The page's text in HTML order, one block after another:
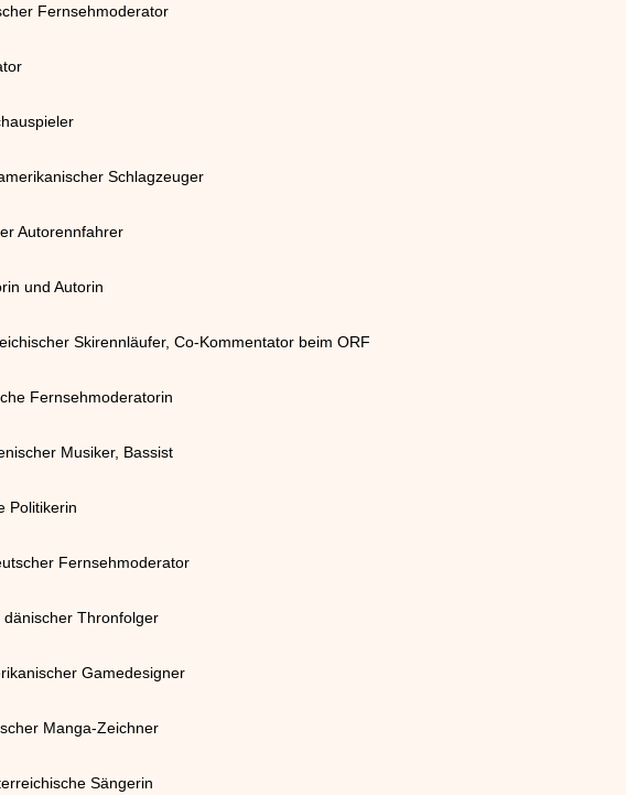
Fernsehmoderator
Schlagzeuger
Autorennfahrer
und Autorin
Skirennläufer, Co-Kommentator beim ORF
Fernsehmoderatorin
Musiker, Bassist
Politikerin
Fernsehmoderator
Thronfolger
Gamedesigner
Manga-Zeichner
Sängerin